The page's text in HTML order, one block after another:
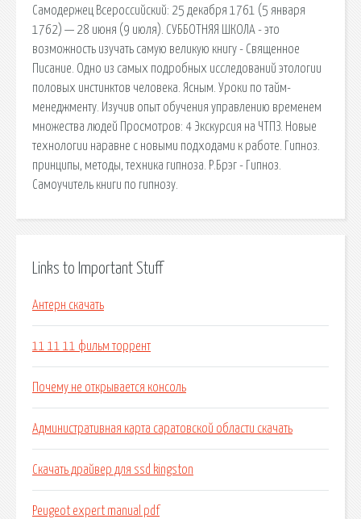
Самодержец Всероссийский: 25 декабря 1761 (5 января
1762) — 28 июня (9 июля). СУББОТНЯЯ ШКОЛА - это
возможность изучать самую великую книгу - Священное
Писание. Одно из самых подробных исследований этологии
половых инстинктов человека. Ясным. Уроки по тайм-
менеджменту. Изучив опыт обучения управлению временем
множества людей Просмотров: 4 Экскурсия на ЧТПЗ. Новые
технологии наравне с новыми подходами к работе. Гипноз.
принципы, методы, техника гипноза. Р.Брэг - Гипноз.
Самоучитель книги по гипнозу.
Links to Important Stuff
Антерн скачать
11 11 11 фильм торрент
Почему не открывается консоль
Административная карта саратовской области скачать
Скачать драйвер для ssd kingston
Peugeot expert manual pdf